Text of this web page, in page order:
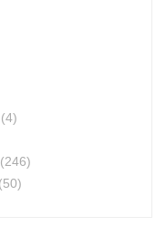
(4)
(246)
(50)